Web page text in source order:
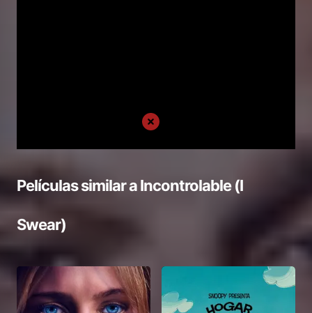
Películas similar aIncontrolable (I
Swear)